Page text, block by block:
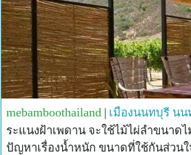
mebamboothailand | เมืองนนทบุรี นน
ระแนงฝ้าเพดาน จะใช้ไม้ไผ่ลำขนาด
ปัญหาเรื่องน้ำหนัก ขนาดที่ใช้กันส่วน